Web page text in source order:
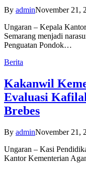
By adminNovember 21,
Ungaran – Kepala
Semarang menjadi
Penguatan Pondok…
Berita
Kakanwil
Evaluasi
Brebes
By adminNovember 21,
Ungaran – Kasi
Kantor Kementerian